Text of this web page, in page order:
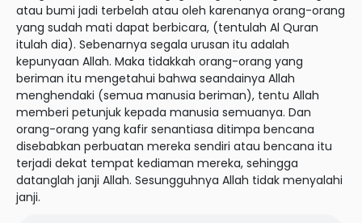
atau bumi jadi terbelah atau oleh karenanya orang-orang
yang sudah mati dapat berbicara, (tentulah Al Quran
itulah dia). Sebenarnya segala urusan itu adalah
kepunyaan Allah. Maka tidakkah orang-orang yang
beriman itu mengetahui bahwa seandainya Allah
menghendaki (semua manusia beriman), tentu Allah
memberi petunjuk kepada manusia semuanya. Dan
orang-orang yang kafir senantiasa ditimpa bencana
disebabkan perbuatan mereka sendiri atau bencana itu
terjadi dekat tempat kediaman mereka, sehingga
datanglah janji Allah. Sesungguhnya Allah tidak menyalahi
janji.